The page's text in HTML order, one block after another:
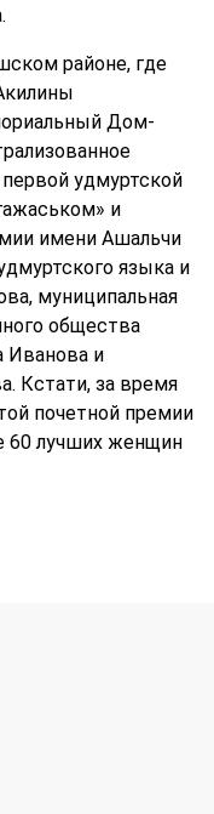
районе, где
Дом-
удмуртской
и
имени Ашальчи
языка и
муниципальная
общества
Иванова и
Кстати, за время
почетной премии
60 лучших женщин